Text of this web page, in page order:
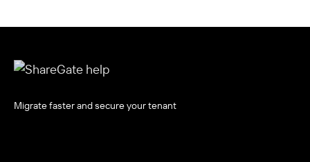
Migrate faster and secure your tenant